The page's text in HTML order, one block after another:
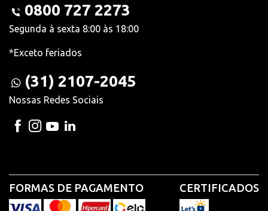
0800 727 2273
Segunda à sexta 8:00 às 18:00
*Exceto feriados
(31) 2107-2045
Nossas Redes Sociais
FORMAS DE PAGAMENTO CERTIFICADOS